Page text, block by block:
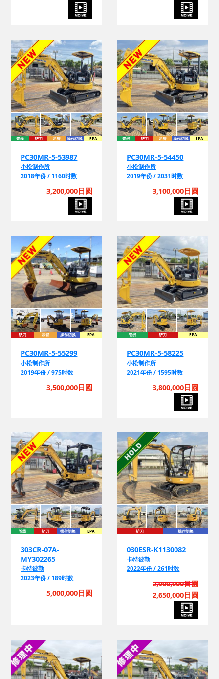
管线 铲刀 吊臂 操作切换 EPA
PC30MR-5-53987
小松制作所
2018年份 / 1160时数
3,200,000日圆
管线 铲刀 吊臂 操作切换 EPA
PC30MR-5-54450
小松制作所
2019年份 / 2031时数
3,100,000日圆
铲刀 吊臂 操作切换 EPA
PC30MR-5-55299
小松制作所
2019年份 / 975时数
3,500,000日圆
管线 铲刀 EPA
PC30MR-5-58225
小松制作所
2021年份 / 1595时数
3,800,000日圆
管线 铲刀 操作切换 EPA
303CR-07A-
MY302265
卡特彼勒
2023年份 / 189时数
5,000,000日圆
铲刀 操作切换
030ESR-K1130082
卡特彼勒
2022年份 / 261时数
2,900,000日圆
2,650,000日圆